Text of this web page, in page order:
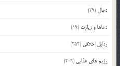
دجال (29)
دعاها و زیارت (19)
رذایل اخلاقی (252)
رژیم های غذایی (209)